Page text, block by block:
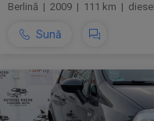
Berlină | 2009 | 111 km | diesel
Sună